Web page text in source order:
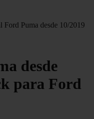
Ford Puma desde 10/2019
desde
para Ford